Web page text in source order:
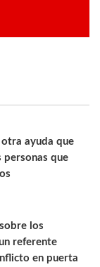
ayuda que
personas que
los
referente
en puerta